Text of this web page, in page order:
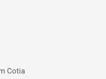
Cotia